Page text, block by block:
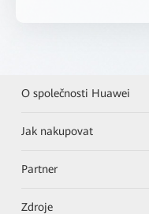
O společnosti Huawei
Jak nakupovat
Partner
Zdroje